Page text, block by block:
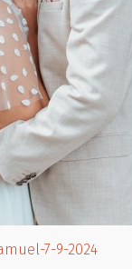
7-9-2024